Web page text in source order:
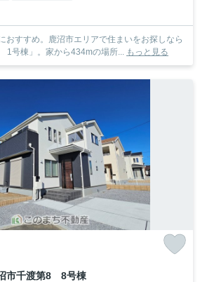
おすすめ。鹿沼市エリアで住まいをお探しなら
1号棟」。家から434mの場所... もっと見る
市千渡第8 8号棟